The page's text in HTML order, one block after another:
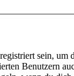
sein,
Benutzern